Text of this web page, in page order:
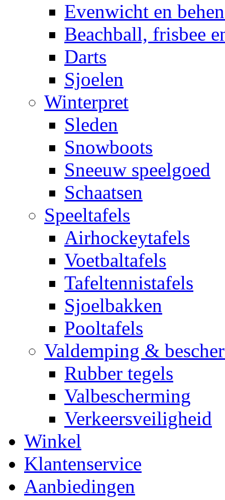
Evenwicht en
Beachball, frisbee
Darts
Sjoelen
Winterpret
Sleden
Snowboots
Sneeuw speelgoed
Schaatsen
Speeltafels
Airhockeytafels
Voetbaltafels
Tafeltennistafels
Sjoelbakken
Pooltafels
Valdemping &
Rubber tegels
Valbescherming
Verkeersveiligheid
Winkel
Klantenservice
Aanbiedingen